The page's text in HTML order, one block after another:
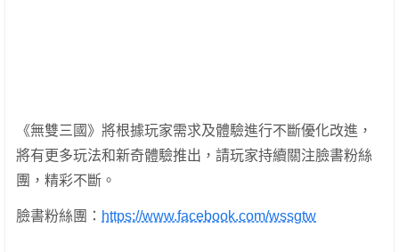
《無雙三國》將根據玩家需求及體驗進行不斷優化改進，
將有更多玩法和新奇體驗推出，請玩家持續關注臉書粉絲
團，精彩不斷。
臉書粉絲團： https://www.facebook.com/wssgtw